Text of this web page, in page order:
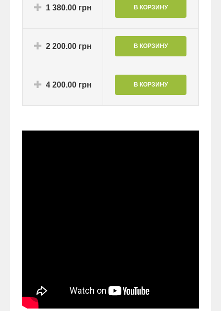
1 380.00 грн
2 200.00 грн
4 200.00 грн